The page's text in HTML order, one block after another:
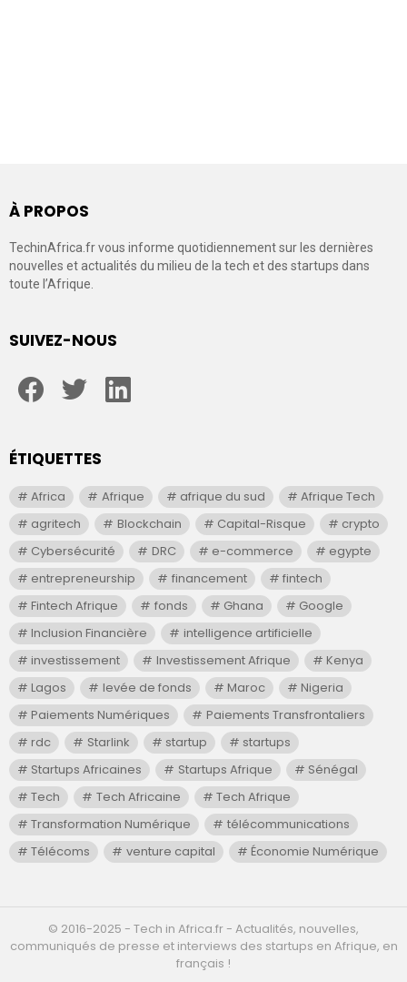
À PROPOS
TechinAfrica.fr vous informe quotidiennement sur les dernières
nouvelles et actualités du milieu de la tech et des startups dans
toute l’Afrique.
SUIVEZ-NOUS
ÉTIQUETTES
Africa Afrique afrique du sud
Afrique Tech
agritech
Blockchain Capital-Risque
crypto
Cybersécurité
DRC e-commerce
egypte
entrepreneurship
financement
fintech
Fintech Afrique
fonds Ghana
Google
Inclusion Financière
intelligence artificielle
investissement
Investissement Afrique
Kenya
Lagos
levée de fonds Maroc
Nigeria
Paiements Numériques
Paiements Transfrontaliers
rdc
Starlink startup
startups
Startups Africaines
Startups Afrique
Sénégal
Tech
Tech Africaine
Tech Afrique
Transformation Numérique
télécommunications
Télécoms
venture capital Économie Numérique
©️ 2016-2025 - Tech in Africa.fr - Actualités, nouvelles,
communiqués de presse et interviews des startups en Afrique, en
français !